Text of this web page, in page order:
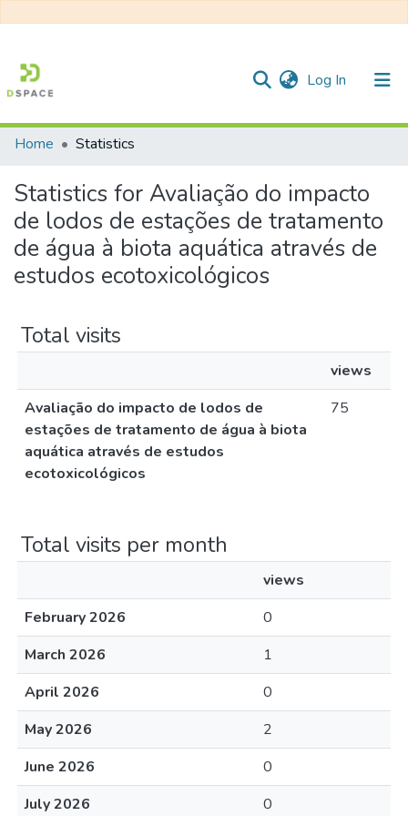
Log In (current)
All of DSpace
Home Statistics
Statistics for Avaliação do impacto
de lodos de estações de tratamento
de água à biota aquática através de
estudos ecotoxicológicos
Total visits
views
Avaliação do impacto de lodos de
estações de tratamento de água à biota
aquática através de estudos
ecotoxicológicos
75
Total visits per month
views
February 2026
0
March 2026
1
April 2026
0
May 2026
2
June 2026
0
July 2026
0